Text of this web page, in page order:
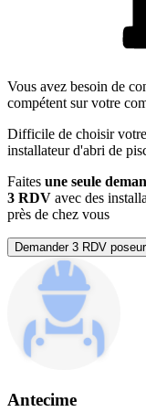
Vous avez besoin de
compétent sur votre
Difficile de choisir votre
installateur d'abri de
Faites une seule
3 RDV avec des
près de chez vous
Demander 3 RDV
Antecime